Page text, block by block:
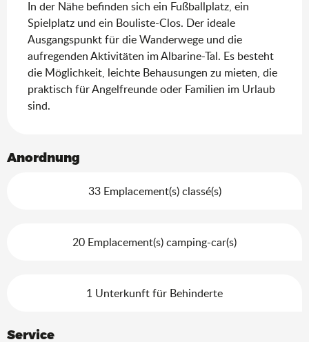
In der Nähe befinden sich ein Fußballplatz, ein
Spielplatz und ein Bouliste-Clos. Der ideale
Ausgangspunkt für die Wanderwege und die
aufregenden Aktivitäten im Albarine-Tal. Es besteht
die Möglichkeit, leichte Behausungen zu mieten, die
praktisch für Angelfreunde oder Familien im Urlaub
sind.
Anordnung
33 Emplacement(s) classé(s)
20 Emplacement(s) camping-car(s)
1 Unterkunft für Behinderte
Service